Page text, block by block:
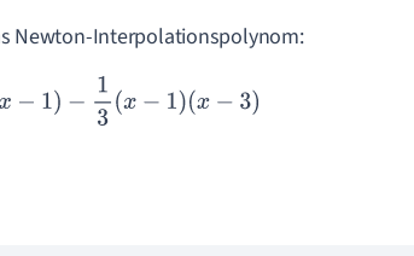
Newton-Interpolationspolynom:
2 (x− 1 )− 13 (x−1)( x−3)